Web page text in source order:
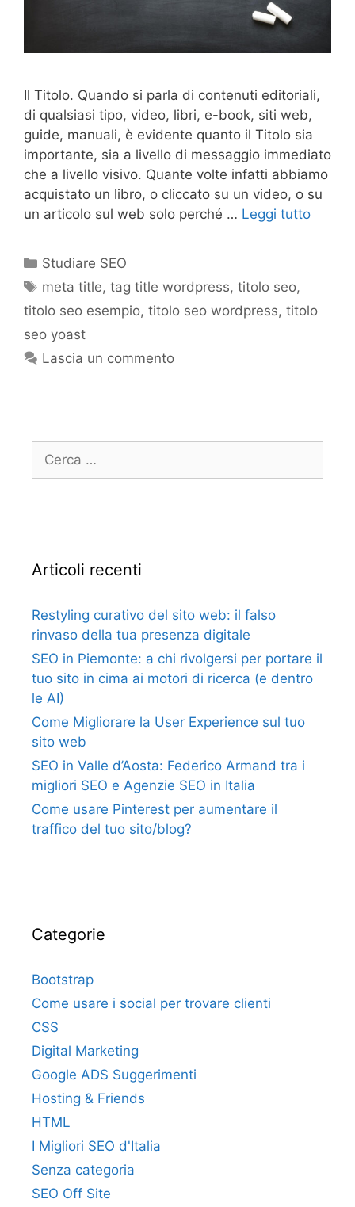
Il Titolo. Quando si parla di contenuti editoriali,
di qualsiasi tipo, video, libri, e-book, siti web,
guide, manuali, è evidente quanto il Titolo sia
importante, sia a livello di messaggio immediato
che a livello visivo. Quante volte infatti abbiamo
acquistato un libro, o cliccato su un video, o su
un articolo sul web solo perché … Leggi tutto
Studiare SEO
meta title,tag title wordpress,titolo seo,
titolo seo esempio, titolo seo wordpress, titolo
seo yoast
Lascia un commento
Articoli recenti
Restyling curativo del sito web: il falso
rinvaso della tua presenza digitale
SEO in Piemonte: a chi rivolgersi per portare il
tuo sito in cima ai motori di ricerca (e dentro
le AI)
Come Migliorare la User Experience sul tuo
sito web
SEO in Valle d’Aosta: Federico Armand tra i
migliori SEO e Agenzie SEO in Italia
Come usare Pinterest per aumentare il
traffico del tuo sito/blog?
Categorie
Bootstrap
Come usare i social per trovare clienti
CSS
Digital Marketing
Google ADS Suggerimenti
Hosting & Friends
HTML
I Migliori SEO d'Italia
Senza categoria
SEO Off Site